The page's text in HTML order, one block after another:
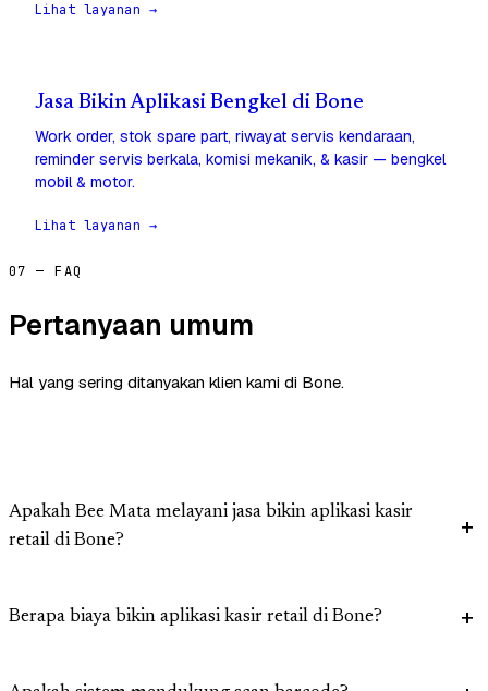
Lihat layanan →
Jasa Bikin Aplikasi Bengkel di Bone
Work order, stok spare part, riwayat servis kendaraan,
reminder servis berkala, komisi mekanik, & kasir — bengkel
mobil & motor.
Lihat layanan →
07 — FAQ
Pertanyaan umum
Hal yang sering ditanyakan klien kami di Bone.
Apakah Bee Mata melayani jasa bikin aplikasi kasir
retail di Bone?
Berapa biaya bikin aplikasi kasir retail di Bone?